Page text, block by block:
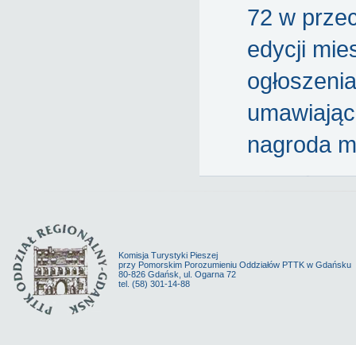
72 w
edycji
nagroda
Komisja Turystyki Pieszej
przy Pomorskim Porozumieniu Oddziałów PTTK w Gdańsku
80-826 Gdańsk, ul. Ogarna 72
tel. (58) 301-14-88